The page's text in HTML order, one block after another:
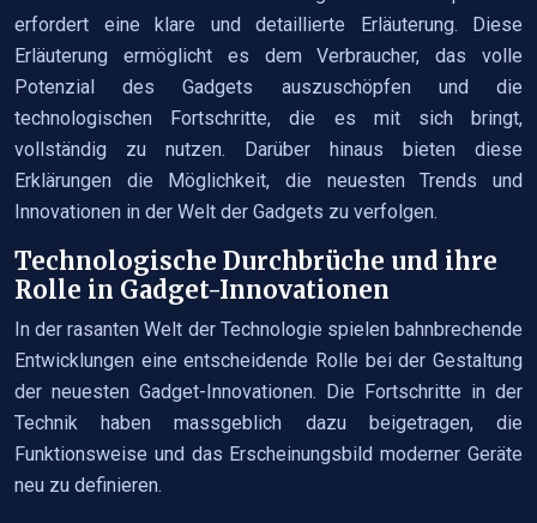
erfordert eine klare und detaillierte Erläuterung. Diese
Erläuterung ermöglicht es dem Verbraucher, das volle
Potenzial des Gadgets auszuschöpfen und die
technologischen Fortschritte, die es mit sich bringt,
vollständig zu nutzen. Darüber hinaus bieten diese
Erklärungen die Möglichkeit, die neuesten Trends und
Innovationen in der Welt der Gadgets zu verfolgen.
Technologische Durchbrüche und ihre
Rolle in Gadget-Innovationen
In der rasanten Welt der Technologie spielen bahnbrechende
Entwicklungen eine entscheidende Rolle bei der Gestaltung
der neuesten Gadget-Innovationen. Die Fortschritte in der
Technik haben massgeblich dazu beigetragen, die
Funktionsweise und das Erscheinungsbild moderner Geräte
neu zu definieren.